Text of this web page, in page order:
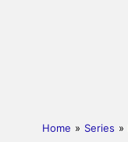
Home » Series »